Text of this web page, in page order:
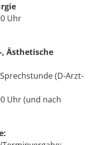
Uhr
Ästhetische
(D-Arzt-
Uhr (und nach